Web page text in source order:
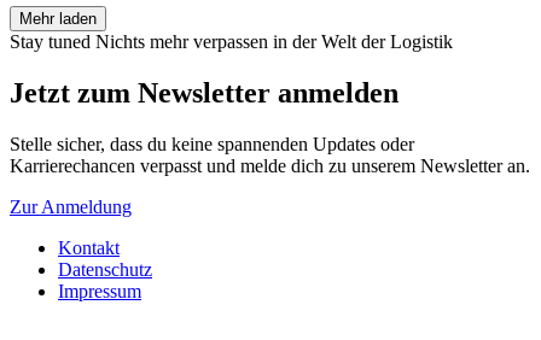
Mehr laden
Stay tuned Nichts mehr verpassen in der Welt der Logistik
Jetzt zum Newsletter anmelden
Stelle sicher, dass du keine spannenden Updates oder
Karrierechancen verpasst und melde dich zu unserem Newsletter an.
Zur Anmeldung
Kontakt
Datenschutz
Impressum